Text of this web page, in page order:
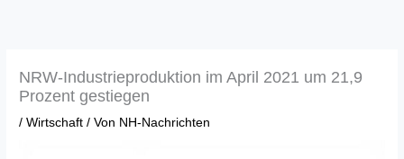
NRW-Industrieproduktion im April 2021 um 21,9
Prozent gestiegen
/Wirtschaft / Von NH-Nachrichten